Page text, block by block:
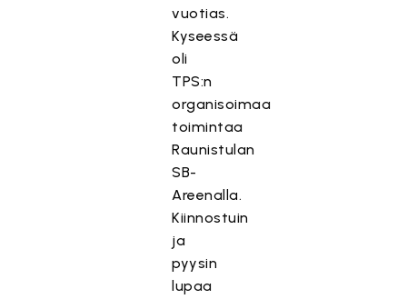
vuotias.
Kyseessä
oli
TPS:n
organisoimaa
toimintaa
Raunistulan
SB-
Areenalla.
Kiinnostuin
ja
pyysin
lupaa